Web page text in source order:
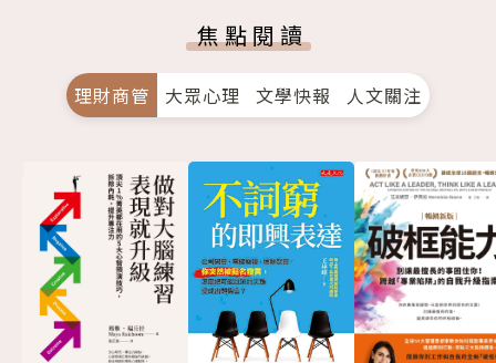
焦點閱讀
理財商管 大眾心理 文學快報 人文關注